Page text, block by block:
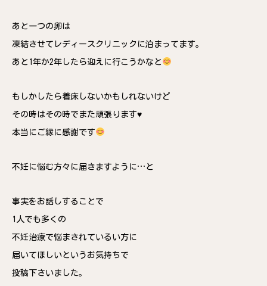
あと一つの卵は
凍結させてレディースクリニックに泊まってます。
あと1年か2年したら迎えに行こうかなと
もしかしたら着床しないかもしれないけど
その時はその時でまた頑張ります♥️
本当にご縁に感謝です
不妊に悩む方々に届きますように…と
事実をお話しすることで
1人でも多くの
不妊治療で悩まされているい方に
届いてほしいというお気持ちで
投稿下さいました。